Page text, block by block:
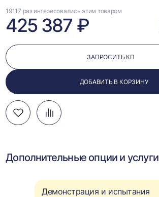
19117 раз интересовались этим товаром
425 387 ₽
ЗАПРОСИТЬ КП
ДОБАВИТЬ В КОРЗИНУ
Добавить
в
Добавить
в
Перейти
к
Дополнительные опции и услуги
Демонстрация и испытания